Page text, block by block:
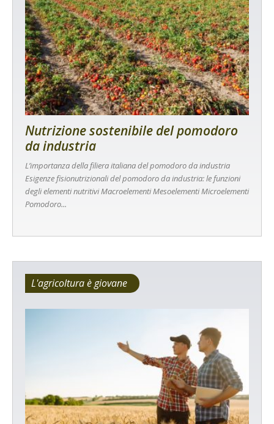
Nutrizione sostenibile del pomodoro
da industria
L’importanza della filiera italiana del pomodoro da industria
Esigenze fisionutrizionali del pomodoro da industria: le funzioni
degli elementi nutritivi Macroelementi Mesoelementi Microelementi
Pomodoro...
L'agricoltura è giovane